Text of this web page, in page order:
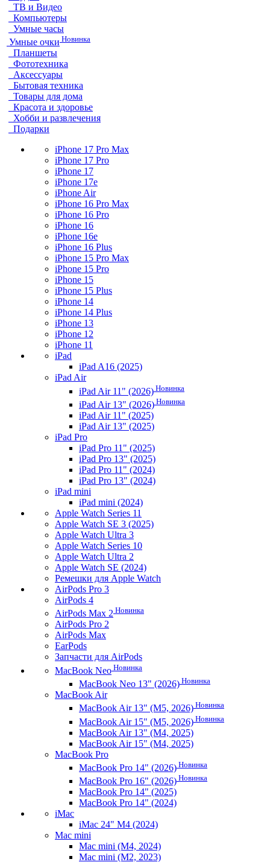
ТВ и Видео
Компьютеры
Умные часы
Умные очки Новинка
Планшеты
Фототехника
Аксессуары
Бытовая техника
Товары для дома
Красота и здоровье
Хобби и развлечения
Подарки
iPhone 17 Pro Max
iPhone 17 Pro
iPhone 17
iPhone 17e
iPhone Air
iPhone 16 Pro Max
iPhone 16 Pro
iPhone 16
iPhone 16e
iPhone 16 Plus
iPhone 15 Pro Max
iPhone 15 Pro
iPhone 15
iPhone 15 Plus
iPhone 14
iPhone 14 Plus
iPhone 13
iPhone 12
iPhone 11
iPad
iPad A16 (2025)
iPad Air
iPad Air 11" (2026) Новинка
iPad Air 13" (2026) Новинка
iPad Air 11" (2025)
iPad Air 13" (2025)
iPad Pro
iPad Pro 11" (2025)
iPad Pro 13" (2025)
iPad Pro 11" (2024)
iPad Pro 13" (2024)
iPad mini
iPad mini (2024)
Apple Watch Series 11
Apple Watch SE 3 (2025)
Apple Watch Ultra 3
Apple Watch Series 10
Apple Watch Ultra 2
Apple Watch SE (2024)
Ремешки для Apple Watch
AirPods Pro 3
AirPods 4
AirPods Max 2 Новинка
AirPods Pro 2
AirPods Max
EarPods
Запчасти для AirPods
MacBook Neo Новинка
MacBook Neo 13" (2026) Новинка
MacBook Air
MacBook Air 13" (M5, 2026) Новинка
MacBook Air 15" (M5, 2026) Новинка
MacBook Air 13" (M4, 2025)
MacBook Air 15" (M4, 2025)
MacBook Pro
MacBook Pro 14" (2026) Новинка
MacBook Pro 16" (2026) Новинка
MacBook Pro 14" (2025)
MacBook Pro 14" (2024)
iMac
iMac 24" M4 (2024)
Mac mini
Mac mini (M4, 2024)
Mac mini (M2, 2023)